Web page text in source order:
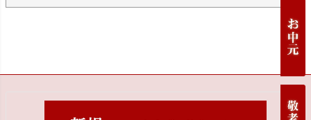
ペー
ジト
ップ